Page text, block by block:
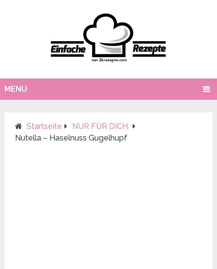
MENU
Startseite
NUR FÜR DICH
Nutella – Haselnuss Gugelhupf